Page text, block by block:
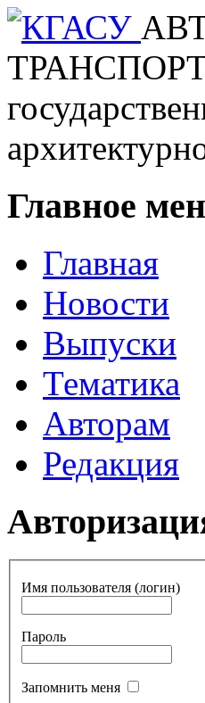
КГАСУ
Главное
Главная
Новости
Выпуски
Тематика
Авторам
Редакция
Имя пользователя (логин)
Пароль
Запомнить меня